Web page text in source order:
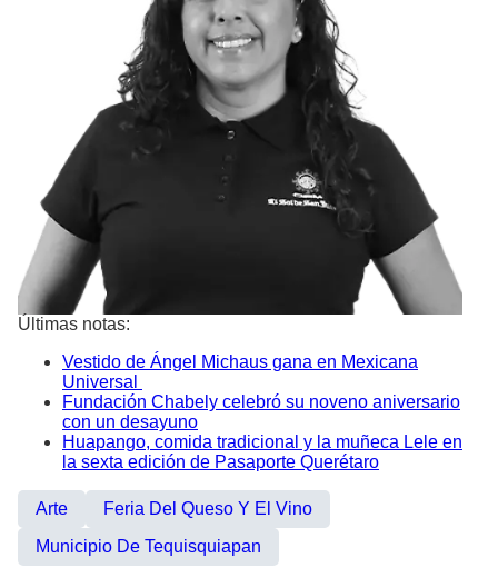
Últimas notas:
Vestido de Ángel Michaus gana en Mexicana
Universal
Fundación Chabely celebró su noveno aniversario
con un desayuno
Huapango, comida tradicional y la muñeca Lele en
la sexta edición de Pasaporte Querétaro
Arte
Feria Del Queso Y El Vino
Municipio De Tequisquiapan